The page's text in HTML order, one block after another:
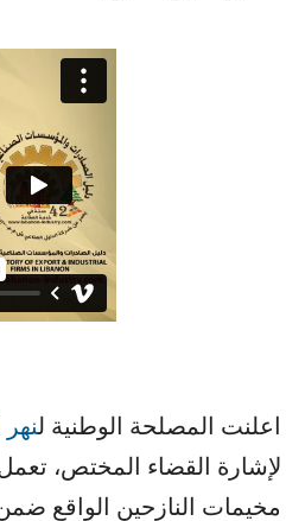
اعلنت المصلحة الوطنية ل​نهر
لإشارة القضاء المختص،
مخيمات النازحين الواقع